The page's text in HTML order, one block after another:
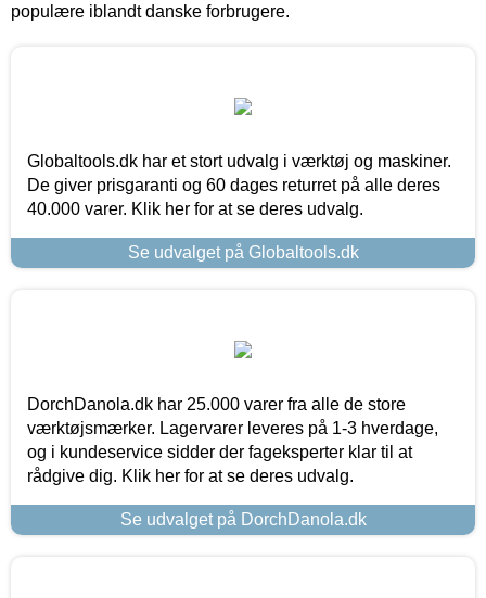
populære iblandt danske forbrugere.
Globaltools.dk har et stort udvalg i værktøj og maskiner.
De giver prisgaranti og 60 dages returret på alle deres
40.000 varer. Klik her for at se deres udvalg.
Se udvalget på Globaltools.dk
DorchDanola.dk har 25.000 varer fra alle de store
værktøjsmærker. Lagervarer leveres på 1-3 hverdage,
og i kundeservice sidder der fageksperter klar til at
rådgive dig. Klik her for at se deres udvalg.
Se udvalget på DorchDanola.dk